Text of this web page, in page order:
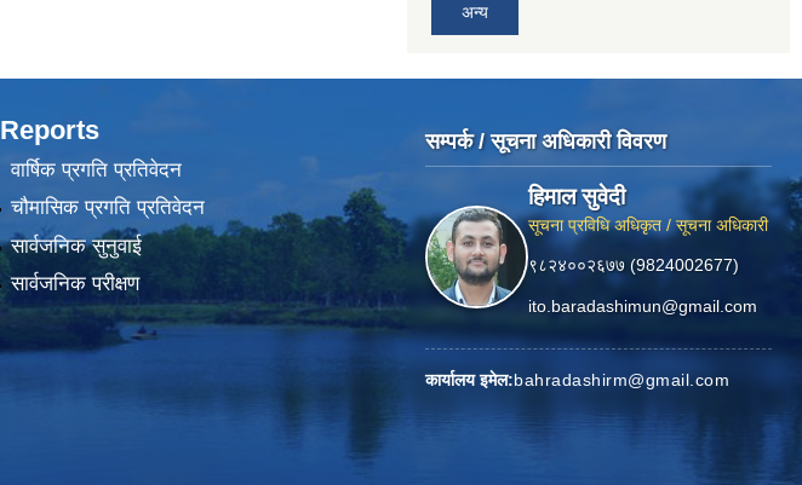
अन्य
Reports
वार्षिक प्रगति प्रतिवेदन
चौमासिक प्रगति प्रतिवेदन
सार्वजनिक सुनुवाई
सार्वजनिक परीक्षण
सम्पर्क / सूचना अधिकारी विवरण
हिमाल सुवेदी
सूचना प्रविधि अधिकृत / सूचना अधिकारी
९८२४००२६७७ (9824002677)
ito.baradashimun@gmail.com
कार्यालय इमेल:bahradashirm@gmail.com